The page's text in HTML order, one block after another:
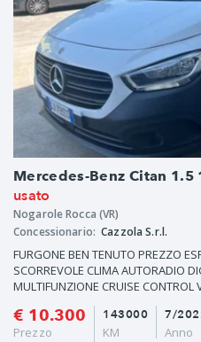
Mercedes-Benz Citan 1.5
usato
Nogarole Rocca (VR)
Concessionario: Cazzola S.r.l.
FURGONE BEN TENUTO PREZZO
SCORREVOLE CLIMA AUTORADIO
MULTIFUNZIONE CRUISE CONTROL
€ 10.300
Prezzo
7/
Anno
143000
KM